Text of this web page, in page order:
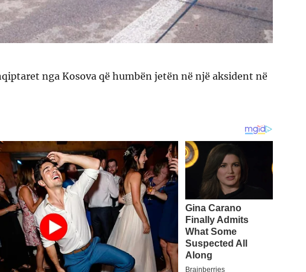
nga Kosova që humbën jetën në një aksident në